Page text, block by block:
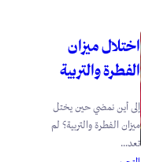
اختلال ميزان
الفطرة والتربية
إلى أين نمضي حين يختل
ميزان الفطرة والتربية؟ لم
تعد...